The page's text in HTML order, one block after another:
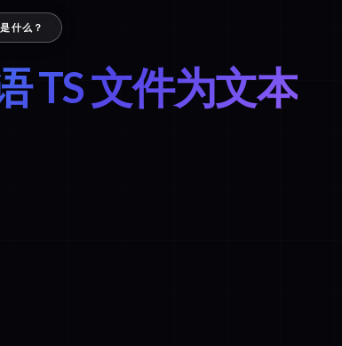
什么？
TS 文件为文本